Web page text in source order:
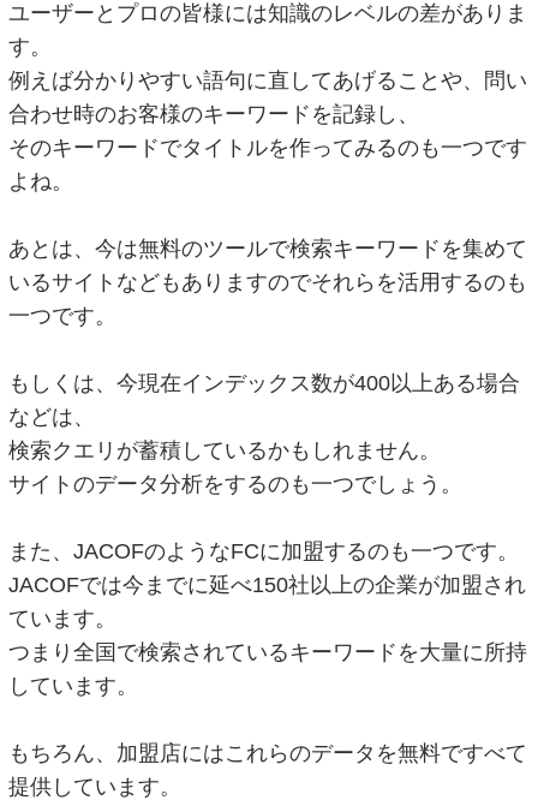
ユーザーとプロの皆様には知識のレベルの差がありま
す。
例えば分かりやすい語句に直してあげることや、問い
合わせ時のお客様のキーワードを記録し、
そのキーワードでタイトルを作ってみるのも一つです
よね。
あとは、今は無料のツールで検索キーワードを集めて
いるサイトなどもありますのでそれらを活用するのも
一つです。
もしくは、今現在インデックス数が400以上ある場合
などは、
検索クエリが蓄積しているかもしれません。
サイトのデータ分析をするのも一つでしょう。
また、JACOFのようなFCに加盟するのも一つです。
JACOFでは今までに延べ150社以上の企業が加盟され
ています。
つまり全国で検索されているキーワードを大量に所持
しています。
もちろん、加盟店にはこれらのデータを無料ですべて
提供しています。